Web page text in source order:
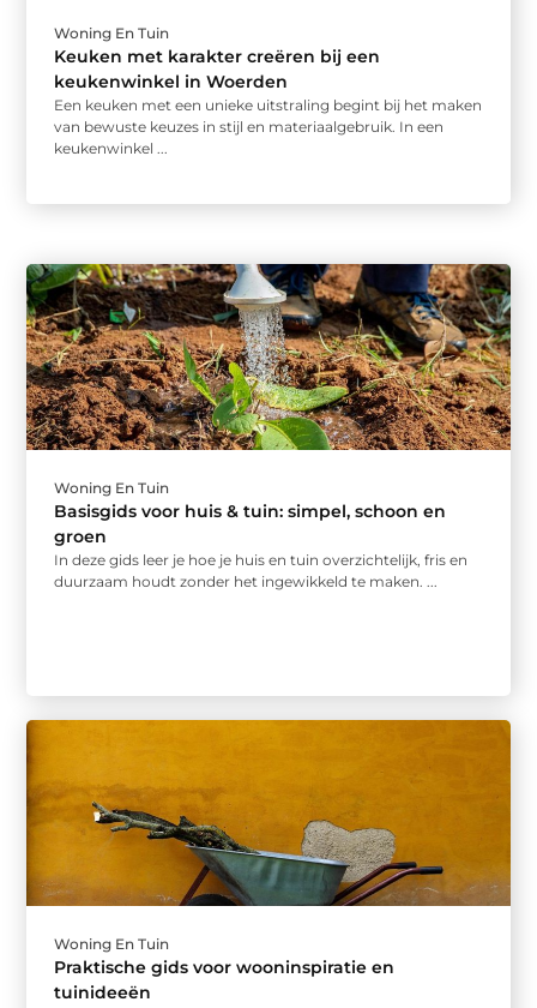
Woning En Tuin
Keuken met karakter creëren bij een
keukenwinkel in Woerden
Een keuken met een unieke uitstraling begint bij het maken
van bewuste keuzes in stijl en materiaalgebruik. In een
keukenwinkel ...
Woning En Tuin
Basisgids voor huis & tuin: simpel, schoon en
groen
In deze gids leer je hoe je huis en tuin overzichtelijk, fris en
duurzaam houdt zonder het ingewikkeld te maken. ...
Woning En Tuin
Praktische gids voor wooninspiratie en
tuinideeën